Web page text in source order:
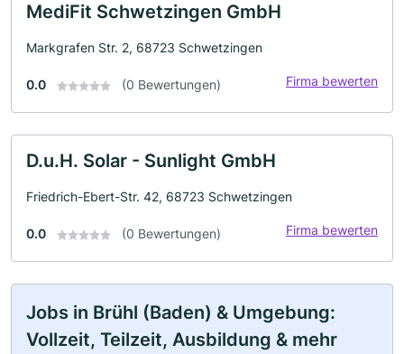
MediFit Schwetzingen GmbH
Markgrafen Str. 2, 68723 Schwetzingen
0.0 (0 Bewertungen) Firma bewerten
D.u.H. Solar - Sunlight GmbH
Friedrich-Ebert-Str. 42, 68723 Schwetzingen
0.0 (0 Bewertungen) Firma bewerten
Jobs in Brühl (Baden) & Umgebung:
Vollzeit, Teilzeit, Ausbildung & mehr